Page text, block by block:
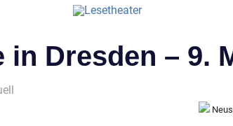
in Dresden – 9.